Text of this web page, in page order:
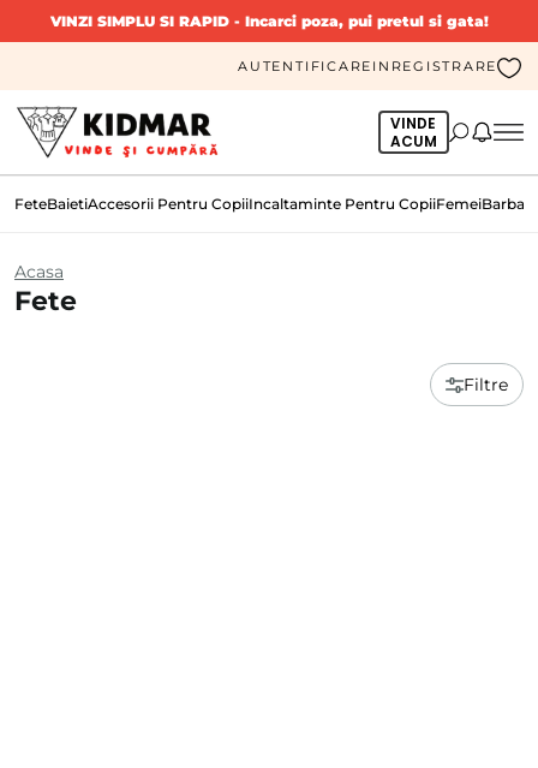
VINZI SIMPLU SI RAPID- Incarci poza, pui pretul si gata!
AUTENTIFICARE INREGISTRARE
VINDE
ACUM
FeteBaietiAccesorii Pentru CopiiIncaltaminte Pentru CopiiFemeiBarbati
Acasa
Fete
Filtre